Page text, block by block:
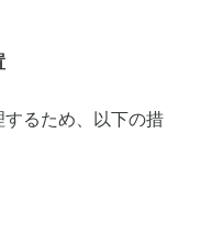
るため、以下の措